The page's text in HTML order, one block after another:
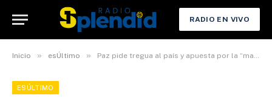
RADIO EN VIVO
Inicio » esÚltimo » Paz pide tregua al país y apuesta por la “madurez democrática” para pacificar Bolivia
ESÚLTIMO